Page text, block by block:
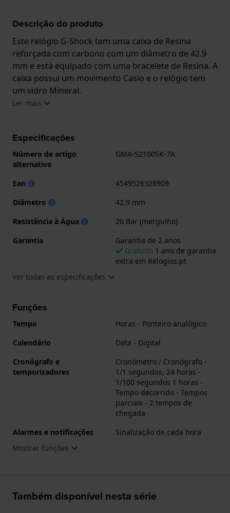
Descrição do produto
Este relógio G-Shock tem uma caixa de Resina
reforçada com carbono com um diâmetro de 42.9
mm e está equipado com uma bracelete de Resina. A
caixa possui um movimento Casio e o relógio tem
um vidro Mineral.
Garantia de 2 anos.
.
Ler mais
Especificações
Número de artigo
alternativo
GMA-S2100SK-7A
Ean
4549526328909
Diâmetro
42.9 mm
Resistência à Água
20 Bar (mergulho)
Garantia
Garantia de 2 anos
Gratuito 1 ano de garantia
extra em Relogios.pt
Ver todas as especificações
Funções
Tempo
Horas - Ponteiro analógico
Calendário
Data - Digital
Cronógrafo e
temporizadores
Cronómetro / Cronógrafo -
1/1 segundos, 24 horas -
1/100 segundos 1 horas -
Tempo decorrido - Tempos
parciais - 2 tempos de
chegada
Alarmes e notificações
Sinalização de cada hora
Mostrar funções
Também disponível nesta série